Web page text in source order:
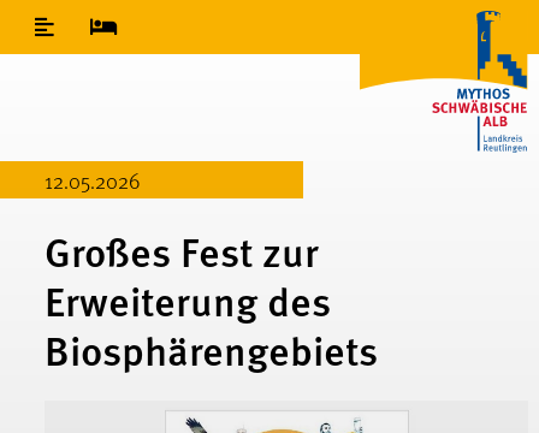
Inhaltsverzeichnis
12.05.2026
Großes Fest zur
Erweiterung des
Biosphärengebiets